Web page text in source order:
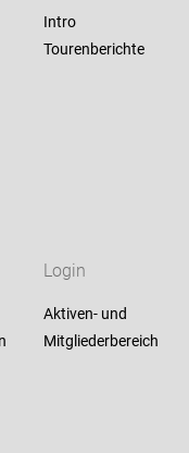
Intro
Tourenberichte
Login
Aktiven- und
Mitgliederbereich